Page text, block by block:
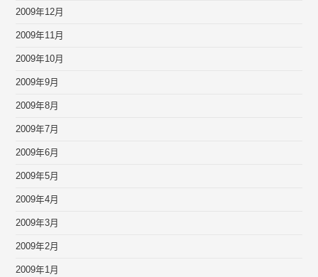
2009年12月
2009年11月
2009年10月
2009年9月
2009年8月
2009年7月
2009年6月
2009年5月
2009年4月
2009年3月
2009年2月
2009年1月